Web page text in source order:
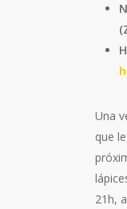
Una
que
21h,